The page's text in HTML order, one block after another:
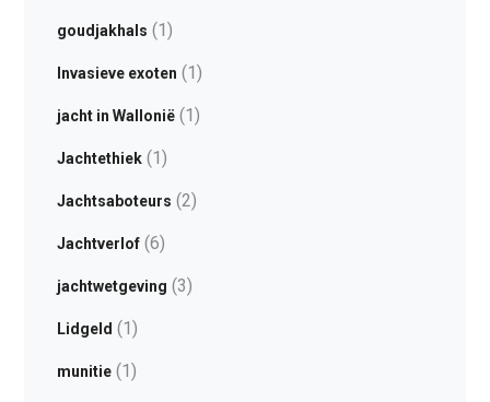
goudjakhals (1)
Invasieve exoten (1)
jacht in Wallonië(1)
Jachtethiek(1)
Jachtsaboteurs (2)
Jachtverlof(6)
jachtwetgeving (3)
Lidgeld (1)
munitie(1)